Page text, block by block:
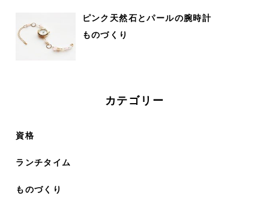
ピンク天然石とパールの腕時計
ものづくり
カテゴリー
資格
ランチタイム
ものづくり